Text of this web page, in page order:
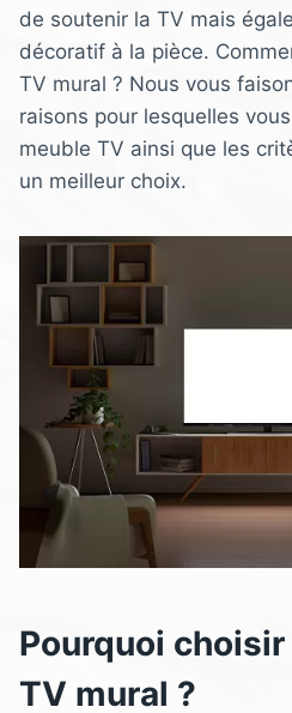
de soutenir la TV mais
décoratif à la pièce.
TV mural ? Nous vous
raisons pour lesquelles
meuble TV ainsi que les
un meilleur choix.
Pourquoi
TV mural ?